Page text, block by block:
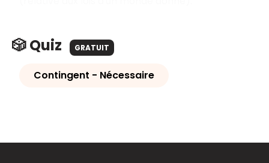
🎲 Quiz GRATUIT
Contingent - Nécessaire